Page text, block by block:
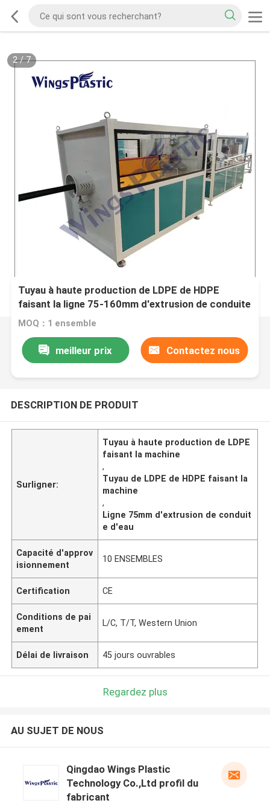
2/7
Tuyau à haute production de LDPE de HDPE
faisant la ligne 75-160mm d'extrusion de conduite
d'eau de machine
MOQ：1 ensemble
meilleur prix Contactez nous
DESCRIPTION DE PRODUIT
Surligner:
Tuyau à haute production de LDPE
faisant la machine
,
Tuyau de LDPE de HDPE faisant la
machine
,
Ligne 75mm d'extrusion de conduit
e d'eau
Capacité d'approv
isionnement
10 ENSEMBLES
Certification CE
Conditions de pai
ement
L/C, T/T, Western Union
Délai de livraison 45 jours ouvrables
Regardez plus
AU SUJET DE NOUS
Qingdao Wings Plastic
Technology Co.,Ltd profil du
fabricant